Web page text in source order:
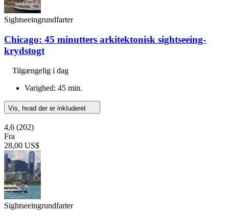
Sightseeingrundfarter
Chicago: 45 minutters arkitektonisk sightseeing-
krydstogt
Tilgængelig i dag
Varighed: 45 min.
Vis, hvad der er inkluderet
4,6 (202)
Fra
28,00 US$
Sightseeingrundfarter